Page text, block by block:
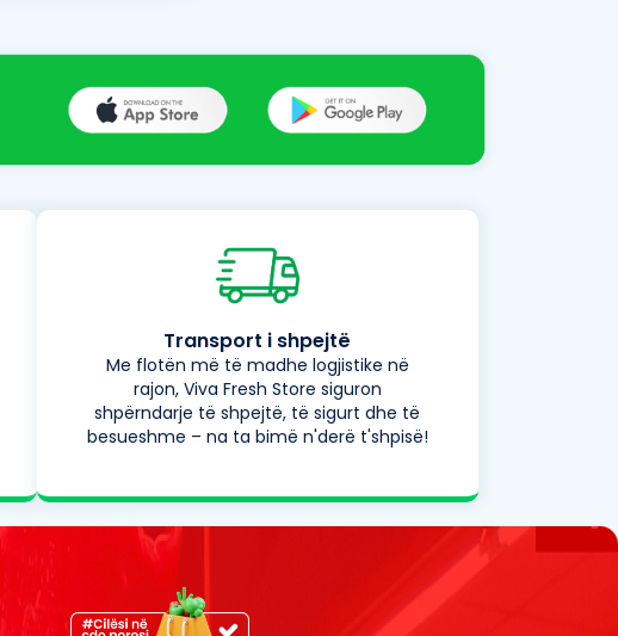
Transport i shpejtë
Me flotën më të madhe logjistike në
rajon, Viva Fresh Store siguron
shpërndarje të shpejtë, të sigurt dhe të
besueshme – na ta bimë n'derë t'shpisë!